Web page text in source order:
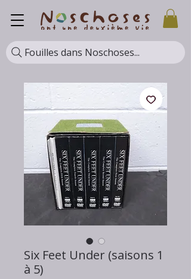
Fouilles dans Noschoses...
Six Feet Under (saisons 1
à 5)